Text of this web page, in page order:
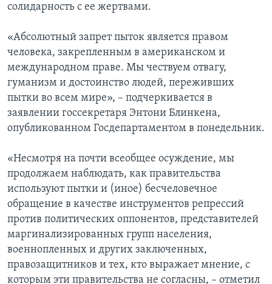
солидарность с ее жертвами.
«Абсолютный запрет пыток является правом
человека, закрепленным в американском и
международном праве. Мы чествуем отвагу,
гуманизм и достоинство людей, переживших
пытки во всем мире», – подчеркивается в
заявлении госсекретаря Энтони Блинкена,
опубликованном Госдепартаментом в понедельник.
«Несмотря на почти всеобщее осуждение, мы
продолжаем наблюдать, как правительства
используют пытки и (иное) бесчеловечное
обращение в качестве инструментов репрессий
против политических оппонентов, представителей
маргинализированных групп населения,
военнопленных и других заключенных,
правозащитников и тех, кто выражает мнение, с
которым эти правительства не согласны, – отметил